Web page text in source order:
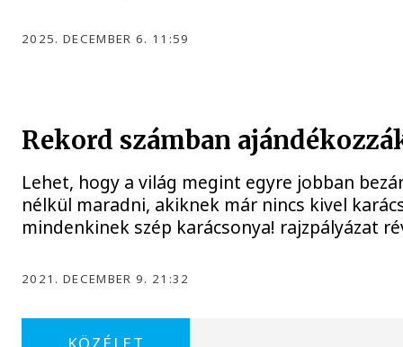
2025. DECEMBER 6. 11:59
Rekord számban
Lehet, hogy a világ megint egyre jobban
nélkül maradni, akiknek már nincs kivel
mindenkinek szép karácsonya! rajzpályázat
2021. DECEMBER 9. 21:32